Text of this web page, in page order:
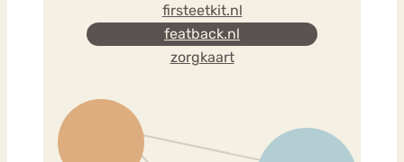
firsteetkit.nl
featback.nl
zorgkaart